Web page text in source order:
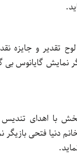
لوح تقدیر و جایزه
نمایش گایانوس بی
با اهدای تندیس
دنیا فتحی